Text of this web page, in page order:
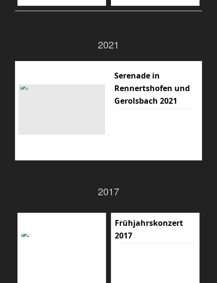
2021
Serenade in
Rennertshofen und
Gerolsbach 2021
2017
Frühjahrskonzert
2017